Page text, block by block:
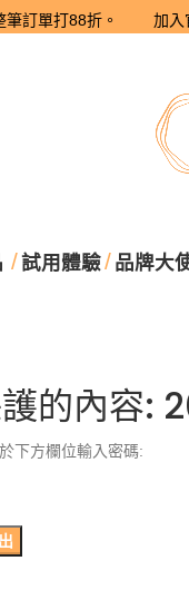
筆訂單打88折。 加入
試用體驗 品牌大
的內容:
下方欄位輸入密碼: